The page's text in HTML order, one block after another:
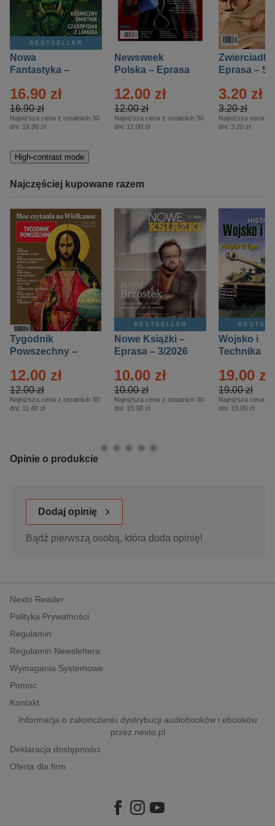
BESTSELLER
Nowa
Fantastyka –
16.90 zł
16.90 zł
Najniższa cena z ostatnich 30
dni: 16.90 zł
Newsweek
Polska – Eprasa
12.00 zł
12.00 zł
Najniższa cena z ostatnich 30
dni: 12.00 zł
Zwierciadło
Eprasa – 5/
3.20 zł
3.20 zł
Najniższa cena z
dni: 3.20 zł
High-contrast mode
Najczęściej kupowane razem
Tygodnik
Powszechny –
12.00 zł
12.00 zł
Najniższa cena z ostatnich 30
dni: 11.40 zł
BESTSELLER
Nowe Książki –
Eprasa – 3/2026
10.00 zł
10.00 zł
Najniższa cena z ostatnich 30
dni: 10.00 zł
Wojsko i
Technika
– 2/2026
19.00 zł
19.00 zł
Najniższa cena z
dni: 19.00 zł
Opinie o produkcie
Ocena:
Dodaj opinię
Bądź pierwszą osobą, która doda opinię!
Nexto Reader
Polityka Prywatności
Regulamin
Regulamin Newslettera
Wymagania Systemowe
Pomoc
Kontakt
Informacja o zakończeniu dystrybucji audiobooków i ebooków
przez nexto.pl
Deklaracja dostępności
Oferta dla firm